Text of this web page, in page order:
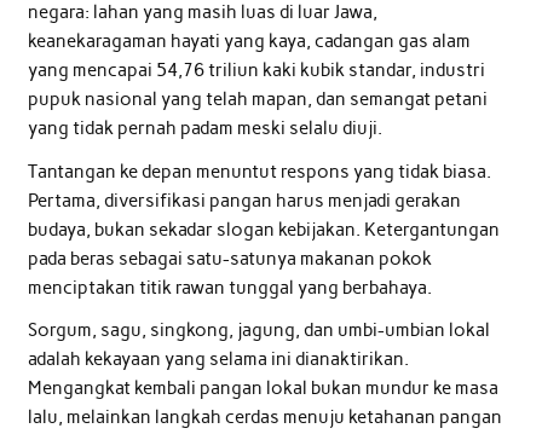
negara: lahan yang masih luas di luar Jawa,
keanekaragaman hayati yang kaya, cadangan gas alam
yang mencapai 54,76 triliun kaki kubik standar, industri
pupuk nasional yang telah mapan, dan semangat petani
yang tidak pernah padam meski selalu diuji.
Tantangan ke depan menuntut respons yang tidak biasa.
Pertama, diversifikasi pangan harus menjadi gerakan
budaya, bukan sekadar slogan kebijakan. Ketergantungan
pada beras sebagai satu-satunya makanan pokok
menciptakan titik rawan tunggal yang berbahaya.
Sorgum, sagu, singkong, jagung, dan umbi-umbian lokal
adalah kekayaan yang selama ini dianaktirikan.
Mengangkat kembali pangan lokal bukan mundur ke masa
lalu, melainkan langkah cerdas menuju ketahanan pangan